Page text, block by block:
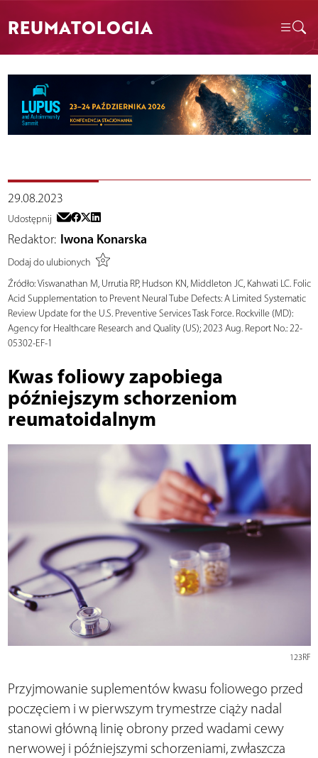
REUMATOLOGIA
29.08.2023
Udostępnij
Redaktor: Iwona Konarska
Dodaj do ulubionych
Źródło:Viswanathan M, Urrutia RP, Hudson KN, Middleton JC, Kahwati LC. Folic
Acid Supplementation to Prevent Neural Tube Defects: A Limited Systematic
Review Update for the U.S. Preventive Services Task Force. Rockville (MD):
Agency for Healthcare Research and Quality (US); 2023 Aug. Report No.: 22-
05302-EF-1
Kwas foliowy zapobiega
późniejszym schorzeniom
reumatoidalnym
123RF
Przyjmowanie suplementów kwasu foliowego przed
poczęciem i w pierwszym trymestrze ciąży nadal
stanowi główną linię obrony przed wadami cewy
nerwowej i późniejszymi schorzeniami, zwłaszcza